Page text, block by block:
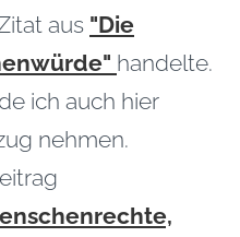
aus "Die
handelte.
ich auch hier
nehmen.